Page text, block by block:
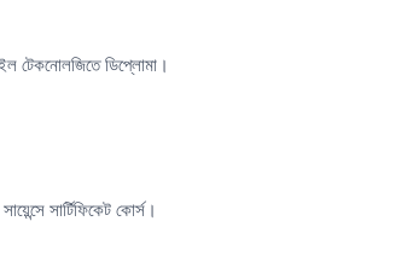
টেকনোলজিতে ডিপ্লোমা।
সার্টিফিকেট কোর্স।